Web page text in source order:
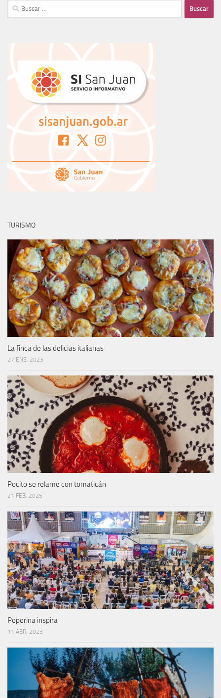
TURISMO
La finca de las delicias italianas
27 ENE, 2023
Pocito se relame con tomaticán
21 FEB, 2025
Peperina inspira
11 ABR, 2023